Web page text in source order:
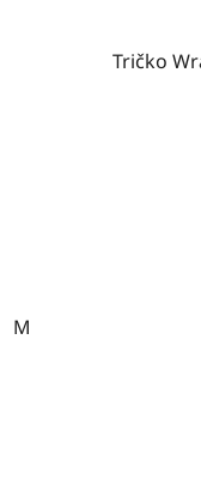
Tričko
M